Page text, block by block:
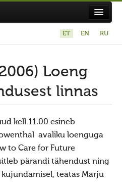
Maavalla Koda
ET EN RU
Loeng
linnas
kell 11.00 esineb
avaliku loenguga
to Care for Future
pärandi tähendust ning
teatas Marju